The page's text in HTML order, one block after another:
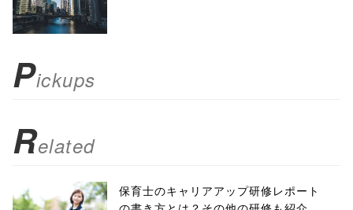
scrollbars=yes'
false;"> シェア
Pickups
Related
保育士のキャリアアップ研修レポート